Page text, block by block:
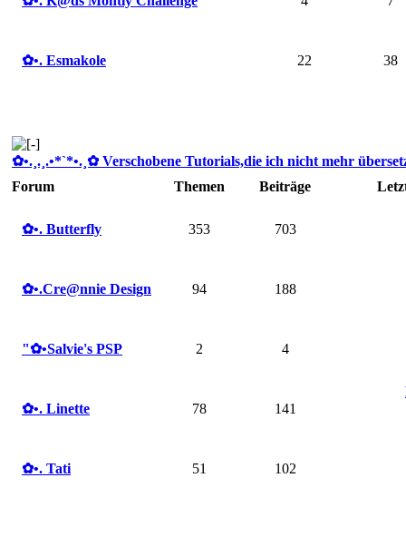
✿ •. Esmakole 22 38
✿ •.¸.¸.•*`*•.¸✿ Verschobene Tutorials,die ich nicht mehr
Forum
Themen Beiträge
✿ •. Butterfly 353 703
✿ •.Cre@nnie Design 94 188
"✿ •Salvie's PSP 2 4
✿ •. Linette 78 141
✿ •. Tati 51 102